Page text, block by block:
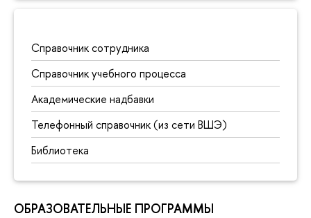
Справочник сотрудника
Справочник учебного процесса
Академические надбавки
Телефонный справочник (из сети ВШЭ)
Библиотека
ОБРАЗОВАТЕЛЬНЫЕ ПРОГРАММЫ